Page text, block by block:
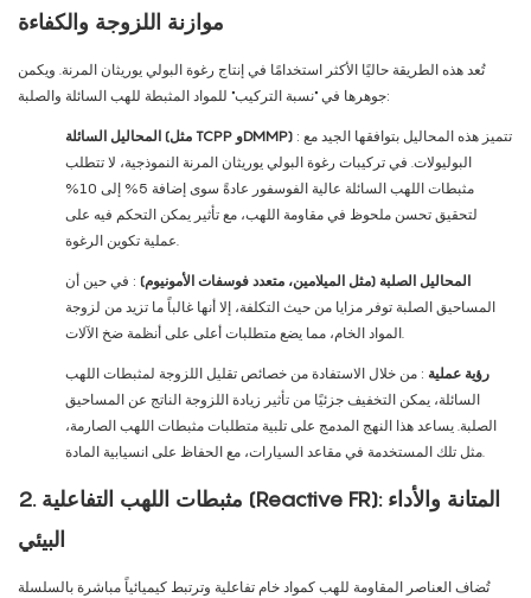
موازنة اللزوجة والكفاءة
تُعد هذه الطريقة حاليًا الأكثر استخدامًا في إنتاج رغوة البولي يوريثان المرنة. ويكمن
جوهرها في "نسبة التركيب" للمواد المثبطة للهب السائلة والصلبة:
المحاليل السائلة (مثل TCPP وDMMP) : تتميز هذه المحاليل بتوافقها الجيد مع
البوليولات. في تركيبات رغوة البولي يوريثان المرنة النموذجية، لا تتطلب
مثبطات اللهب السائلة عالية الفوسفور عادةً سوى إضافة 5% إلى 10%
لتحقيق تحسن ملحوظ في مقاومة اللهب، مع تأثير يمكن التحكم فيه على
عملية تكوين الرغوة.
المحاليل الصلبة (مثل الميلامين، متعدد فوسفات الأمونيوم) : في حين أن
المساحيق الصلبة توفر مزايا من حيث التكلفة، إلا أنها غالباً ما تزيد من لزوجة
المواد الخام، مما يضع متطلبات أعلى على أنظمة ضخ الآلات.
رؤية عملية : من خلال الاستفادة من خصائص تقليل اللزوجة لمثبطات اللهب
السائلة، يمكن التخفيف جزئيًا من تأثير زيادة اللزوجة الناتج عن المساحيق
الصلبة. يساعد هذا النهج المدمج على تلبية متطلبات مثبطات اللهب الصارمة،
مثل تلك المستخدمة في مقاعد السيارات، مع الحفاظ على انسيابية المادة.
2. مثبطات اللهب التفاعلية (Reactive FR): المتانة والأداء
البيئي
تُضاف العناصر المقاومة للهب كمواد خام تفاعلية وترتبط كيميائياً مباشرة بالسلسلة